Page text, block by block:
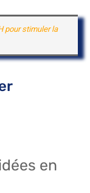
pour stimuler la
en